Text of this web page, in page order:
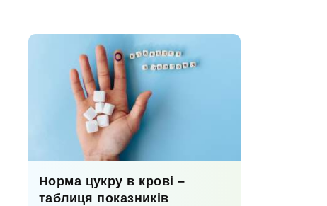
Норма цукру в крові –
таблиця показників